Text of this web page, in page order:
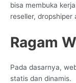
bisa membuka
reseller, dropshiper
Ragam
Pada dasarnya,
statis dan dinamis.